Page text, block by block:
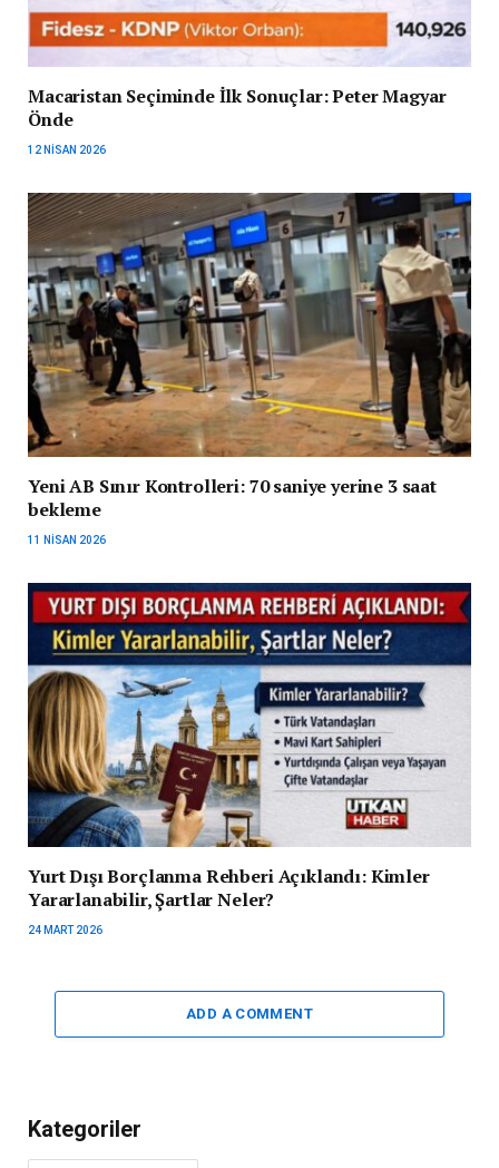
Macaristan Seçiminde İlk Sonuçlar: Peter Magyar
Önde
12 NISAN 2026
Yeni AB Sınır Kontrolleri: 70 saniye yerine 3 saat
bekleme
11 NISAN 2026
Yurt Dışı Borçlanma Rehberi Açıklandı: Kimler
Yararlanabilir, Şartlar Neler?
24 MART 2026
ADD A COMMENT
Kategoriler